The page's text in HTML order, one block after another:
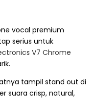
vocal premium
serius untuk
V7 Chrome
tampil stand out di
suara crisp, natural,